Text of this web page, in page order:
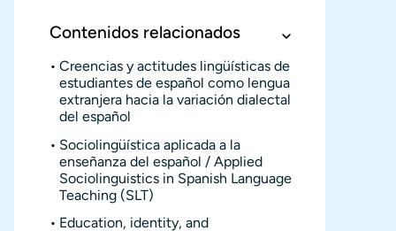
Contenidos relacionados
Creencias y actitudes lingüísticas de
estudiantes de español como lengua
extranjera hacia la variación dialectal
del español
Sociolingüística aplicada a la
enseñanza del español / Applied
Sociolinguistics in Spanish Language
Teaching (SLT)
Education, identity, and